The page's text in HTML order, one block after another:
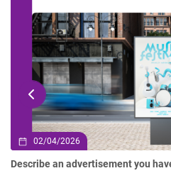
02/04/2026
Describe an advertisement you